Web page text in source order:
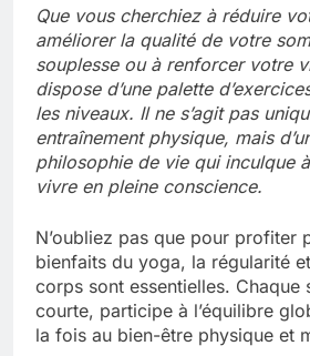
Que vous cherchiez à réduire
améliorer la qualité de votre
souplesse ou à renforcer votre
dispose d’une palette
les niveaux. Il ne s’agit pas
entraînement physique, mais
philosophie de vie qui inculque
vivre en pleine conscience.
N’oubliez pas que pour profiter
bienfaits du yoga, la régularité
corps sont essentielles. Chaque
courte, participe à l’équilibre
la fois au bien-être physique et